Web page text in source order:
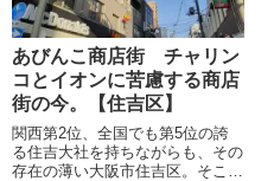
あびんこ商店街 チャリン
コとイオンに苦慮する商店
街の今。【住吉区】
関西第2位、全国でも第5位の誇
る住吉大社を持ちながらも、その
存在の薄い大阪市住吉区。そこに